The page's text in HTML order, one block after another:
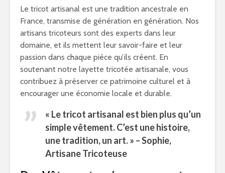
Le tricot artisanal est une tradition ancestrale en
France, transmise de génération en génération. Nos
artisans tricoteurs sont des experts dans leur
domaine, et ils mettent leur savoir-faire et leur
passion dans chaque pièce qu’ils créent. En
soutenant notre layette tricotée artisanale, vous
contribuez à préserver ce patrimoine culturel et à
encourager une économie locale et durable.
« Le tricot artisanal est bien plus qu’un
simple vêtement. C’est une histoire,
une tradition, un art. » – Sophie,
Artisane Tricoteuse